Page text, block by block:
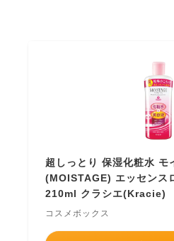
超しっとり 保湿化粧水 モ
(MOISTAGE) エッセンス
210ml クラシエ(Kracie)
コスメボックス